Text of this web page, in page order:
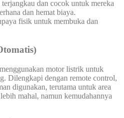
dan cocok untuk mereka
dan hemat biaya.
fisik untuk membuka dan
motor listrik untuk
Dilengkapi dengan remote control,
digunakan, terutama untuk area
mahal, namun kemudahannya